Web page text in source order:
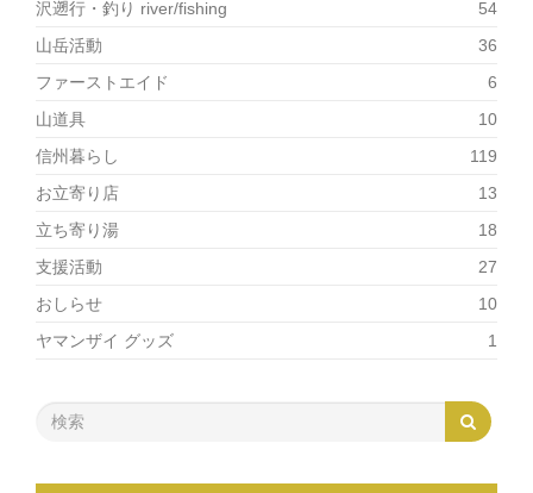
沢遡行・釣り river/fishing
54
山岳活動
36
ファーストエイド
6
山道具
10
信州暮らし
119
お立寄り店
13
立ち寄り湯
18
支援活動
27
おしらせ
10
ヤマンザイ グッズ
1